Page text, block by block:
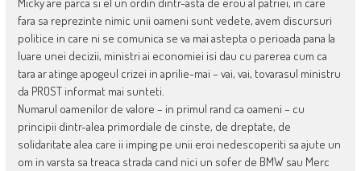
fara sa reprezinte nimic unii oameni sunt vedete, avem discursuri
politice in care ni se comunica se va mai astepta o perioada pana la
luare unei decizii, ministri ai economiei isi dau cu parerea cum ca
tara ar atinge apogeul crizei in aprilie-mai – vai, vai, tovarasul ministru
da PROST informat mai sunteti.
Numarul oamenilor de valore – in primul rand ca oameni – cu
principii dintr-alea primordiale de cinste, de dreptate, de
solidaritate alea care ii imping pe unii eroi nedescoperiti sa ajute un
om in varsta sa treaca strada cand nici un sofer de BMW sau Merc